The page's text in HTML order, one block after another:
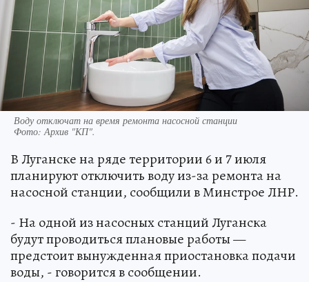
Воду отключат на время ремонта насосной станции
Фото: Архив "КП".
В Луганске на ряде территории 6 и 7 июля
планируют отключить воду из-за ремонта на
насосной станции, сообщили в Минстрое ЛНР.
- На одной из насосных станций Луганска
будут проводиться плановые работы —
предстоит вынужденная приостановка подачи
воды, - говорится в сообщении.